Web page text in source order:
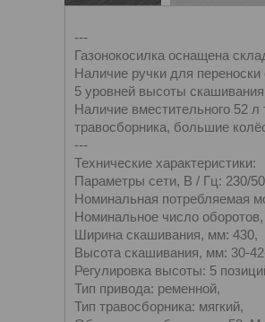
---
Газонокосилка оснащена
Наличие ручки для переноски
5 уровней высоты
Наличие вместительного 52 л
травосборника, большие
---
Технические характеристики:
Параметры сети, В / Гц: 230/
Номинальная потребляемая
Номинальное число
Ширина скашивания, мм: 430,
Высота скашивания, мм: 30-
Регулировка высоты: 5
Тип привода: ременной,
Тип травосборника: мягкий,